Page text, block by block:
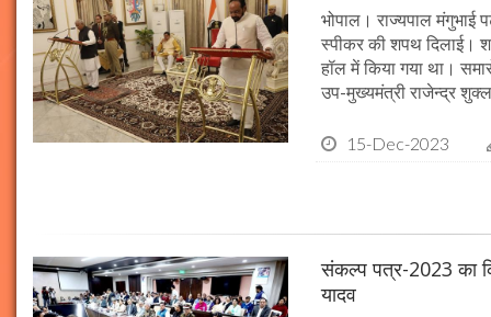
भोपाल। राज्यपाल मंगुभाई
स्पीकर की शपथ दिलाई।
हॉल में किया गया था।
उप-मुख्यमंत्री राजेन्द्र
15-Dec-2023
संकल्प पत्र-2023 का
यादव